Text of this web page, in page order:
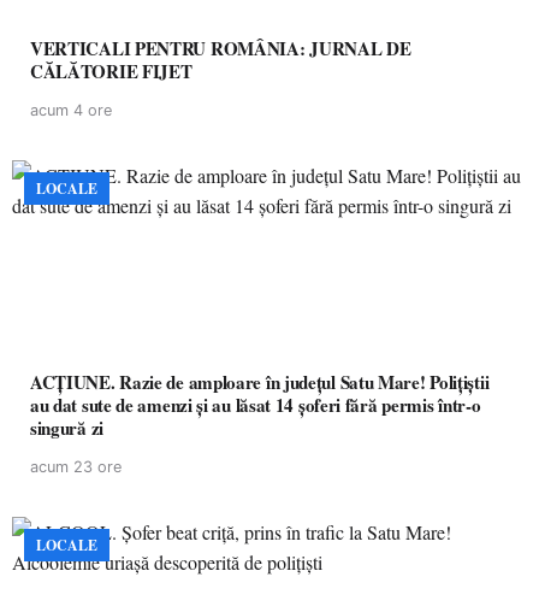
VERTICALI PENTRU ROMÂNIA: JURNAL DE
CĂLĂTORIE FIJET
acum 4 ore
LOCALE
ACȚIUNE. Razie de amploare în județul Satu Mare! Polițiștii
au dat sute de amenzi și au lăsat 14 șoferi fără permis într-o
singură zi
acum 23 ore
LOCALE